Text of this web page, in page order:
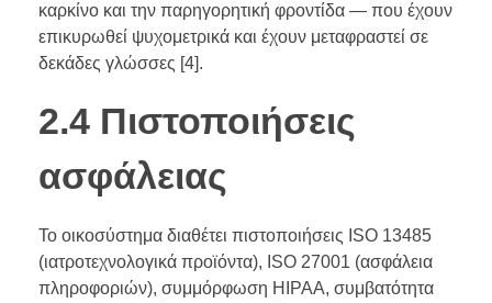
καρκίνο και την παρηγορητική φροντίδα — που έχουν
επικυρωθεί ψυχομετρικά και έχουν μεταφραστεί σε
δεκάδες γλώσσες [4].
2.4 Πιστοποιήσεις
ασφάλειας
Το οικοσύστημα διαθέτει πιστοποιήσεις ISO 13485
(ιατροτεχνολογικά προϊόντα), ISO 27001 (ασφάλεια
πληροφοριών), συμμόρφωση HIPAA, συμβατότητα